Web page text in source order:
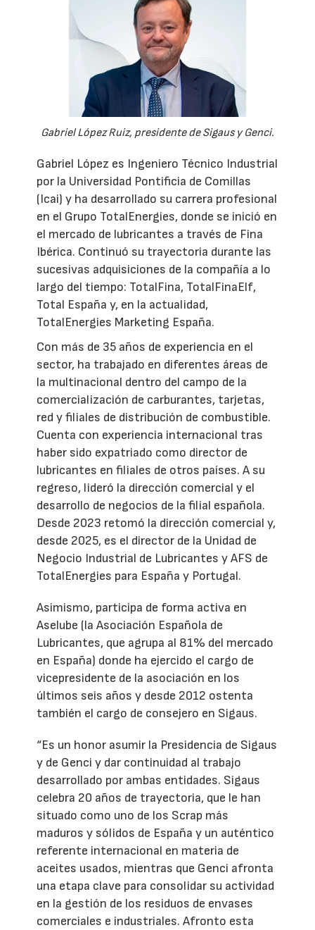
Gabriel López Ruiz, presidente de Sigaus y Genci.
Gabriel López es Ingeniero Técnico Industrial
por la Universidad Pontificia de Comillas
(Icai) y ha desarrollado su carrera profesional
en el Grupo TotalEnergies, donde se inició en
el mercado de lubricantes a través de Fina
Ibérica. Continuó su trayectoria durante las
sucesivas adquisiciones de la compañía a lo
largo del tiempo: TotalFina, TotalFinaElf,
Total España y, en la actualidad,
TotalEnergies Marketing España.
Con más de 35 años de experiencia en el
sector, ha trabajado en diferentes áreas de
la multinacional dentro del campo de la
comercialización de carburantes, tarjetas,
red y filiales de distribución de combustible.
Cuenta con experiencia internacional tras
haber sido expatriado como director de
lubricantes en filiales de otros países. A su
regreso, lideró la dirección comercial y el
desarrollo de negocios de la filial española.
Desde 2023 retomó la dirección comercial y,
desde 2025, es el director de la Unidad de
Negocio Industrial de Lubricantes y AFS de
TotalEnergies para España y Portugal.
Asimismo, participa de forma activa en
Aselube (la Asociación Española de
Lubricantes, que agrupa al 81% del mercado
en España) donde ha ejercido el cargo de
vicepresidente de la asociación en los
últimos seis años y desde 2012 ostenta
también el cargo de consejero en Sigaus.
“Es un honor asumir la Presidencia de Sigaus
y de Genci y dar continuidad al trabajo
desarrollado por ambas entidades. Sigaus
celebra 20 años de trayectoria, que le han
situado como uno de los Scrap más
maduros y sólidos de España y un auténtico
referente internacional en materia de
aceites usados, mientras que Genci afronta
una etapa clave para consolidar su actividad
en la gestión de los residuos de envases
comerciales e industriales. Afronto esta